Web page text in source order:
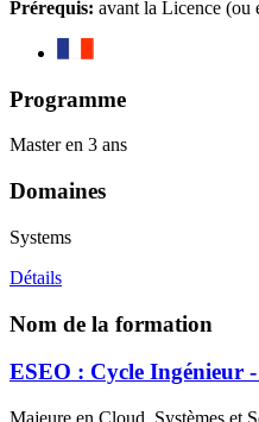
Prérequis: avant la Licence (ou
Programme
Master en 3 ans
Domaines
Systems
Détails
Nom de la formation
ESEO : Cycle Ingénieur
Majeure en Cloud, Systèmes et